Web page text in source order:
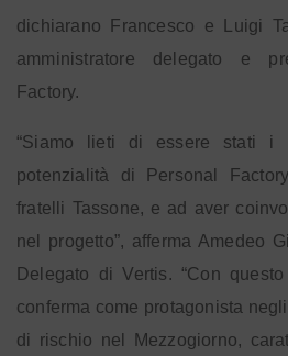
dichiarano Francesco e Luigi
amministratore delegato e
Factory.
“Siamo lieti di essere stati i
potenzialità di Personal
fratelli Tassone, e ad aver
nel progetto”, afferma Amedeo
Delegato di Vertis. “Con
conferma come protagonista
di rischio nel Mezzogiorno,